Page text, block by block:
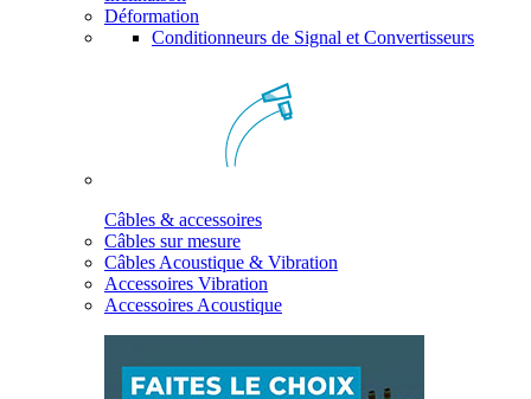
Déformation
Conditionneurs de Signal et Convertisseurs
Câbles & accessoires
Câbles sur mesure
Câbles Acoustique & Vibration
Accessoires Vibration
Accessoires Acoustique